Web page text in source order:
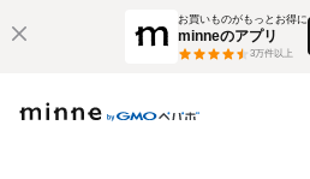
お買いものがもっとお得に
minneのアプリ
3万件以上